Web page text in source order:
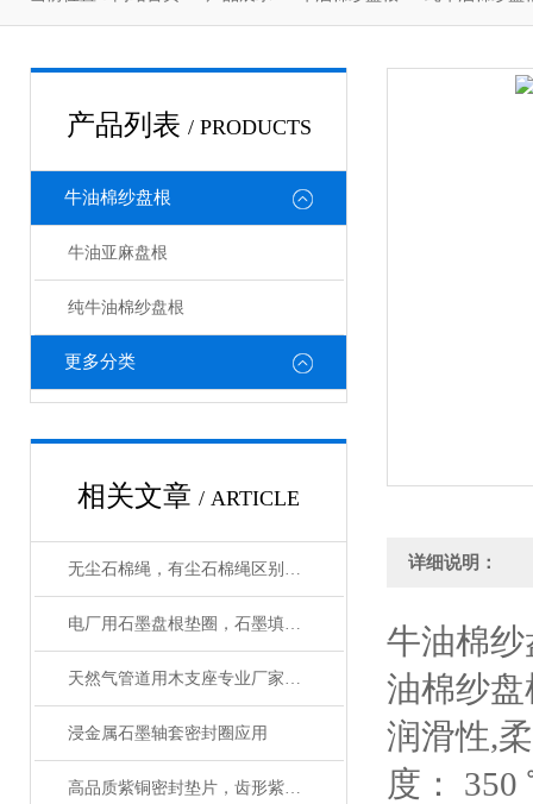
产品列表 / PRODUCTS
牛油棉纱盘根
牛油亚麻盘根
纯牛油棉纱盘根
更多分类
相关文章 / ARTICLE
无尘石棉绳，有尘石棉绳区别，使用方法
电厂用石墨盘根垫圈，石墨填料环执行标准
天然气管道用木支座专业厂家应用
浸金属石墨轴套密封圈应用
高品质紫铜密封垫片，齿形紫铜垫圈应用范围
详细说明：
牛油棉
油棉纱
润滑性,
度：